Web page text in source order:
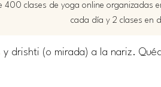
400 clases de yoga online organizadas
cada día y 2 clases en
y drishti (o mirada) a la nariz.